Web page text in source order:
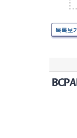
목록보기